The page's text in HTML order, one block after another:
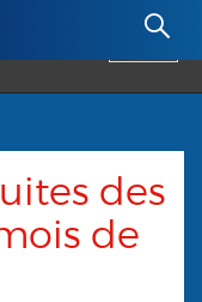
: Retour à l'accueil
des
de